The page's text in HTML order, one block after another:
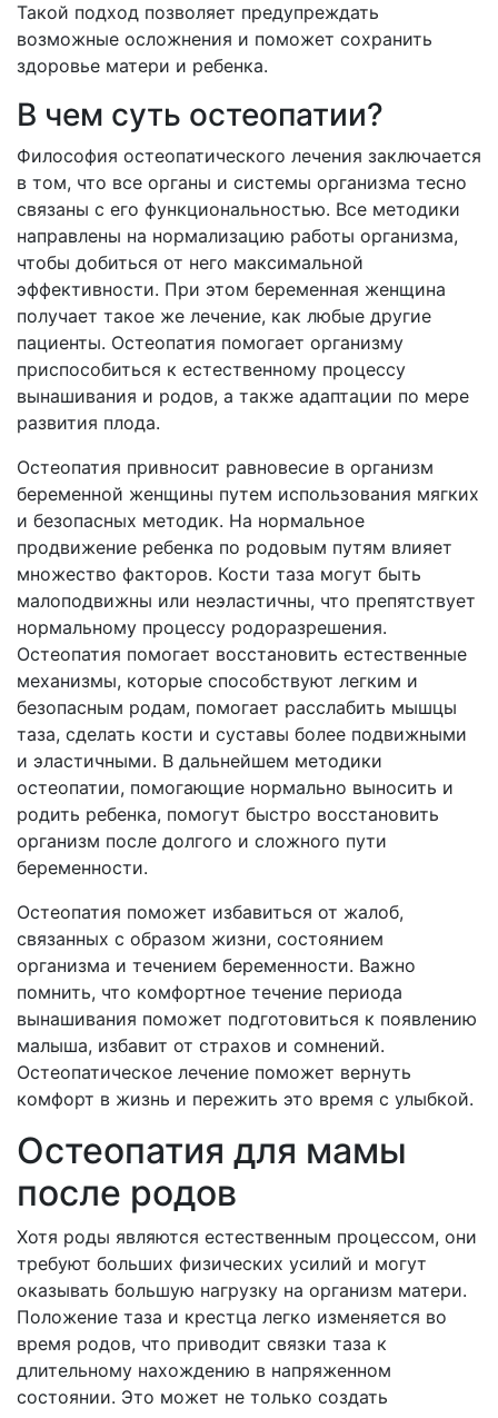
Такой подход позволяет предупреждать
возможные осложнения и поможет сохранить
здоровье матери и ребенка.
В чем суть остеопатии?
Философия остеопатического лечения заключается
в том, что все органы и системы организма тесно
связаны с его функциональностью. Все методики
направлены на нормализацию работы организма,
чтобы добиться от него максимальной
эффективности. При этом беременная женщина
получает такое же лечение, как любые другие
пациенты. Остеопатия помогает организму
приспособиться к естественному процессу
вынашивания и родов, а также адаптации по мере
развития плода.
Остеопатия привносит равновесие в организм
беременной женщины путем использования мягких
и безопасных методик. На нормальное
продвижение ребенка по родовым путям влияет
множество факторов. Кости таза могут быть
малоподвижны или неэластичны, что препятствует
нормальному процессу родоразрешения.
Остеопатия помогает восстановить естественные
механизмы, которые способствуют легким и
безопасным родам, помогает расслабить мышцы
таза, сделать кости и суставы более подвижными
и эластичными. В дальнейшем методики
остеопатии, помогающие нормально выносить и
родить ребенка, помогут быстро восстановить
организм после долгого и сложного пути
беременности.
Остеопатия поможет избавиться от жалоб,
связанных с образом жизни, состоянием
организма и течением беременности. Важно
помнить, что комфортное течение периода
вынашивания поможет подготовиться к появлению
малыша, избавит от страхов и сомнений.
Остеопатическое лечение поможет вернуть
комфорт в жизнь и пережить это время с улыбкой.
Остеопатия для мамы
после родов
Хотя роды являются естественным процессом, они
требуют больших физических усилий и могут
оказывать большую нагрузку на организм матери.
Положение таза и крестца легко изменяется во
время родов, что приводит связки таза к
длительному нахождению в напряженном
состоянии. Это может не только создать